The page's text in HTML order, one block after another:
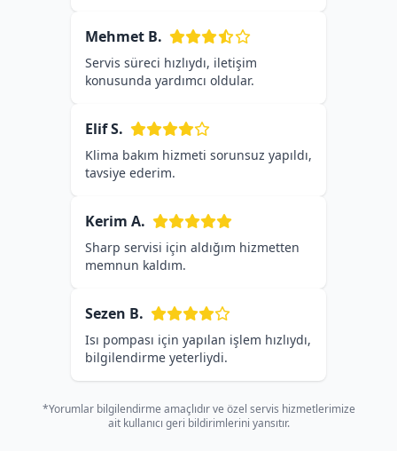
Mehmet B.
Servis süreci hızlıydı, iletişim
konusunda yardımcı oldular.
Elif S.
Klima bakım hizmeti sorunsuz yapıldı,
tavsiye ederim.
Kerim A.
Sharp servisi için aldığım hizmetten
memnun kaldım.
Sezen B.
Isı pompası için yapılan işlem hızlıydı,
bilgilendirme yeterliydi.
*Yorumlar bilgilendirme amaçlıdır ve özel servis hizmetlerimize
ait kullanıcı geri bildirimlerini yansıtır.